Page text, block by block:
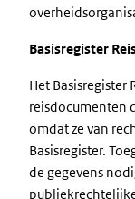
Basisregister
Het Basisregister
reisdocumenten
omdat ze van
Basisregister.
de gegevens